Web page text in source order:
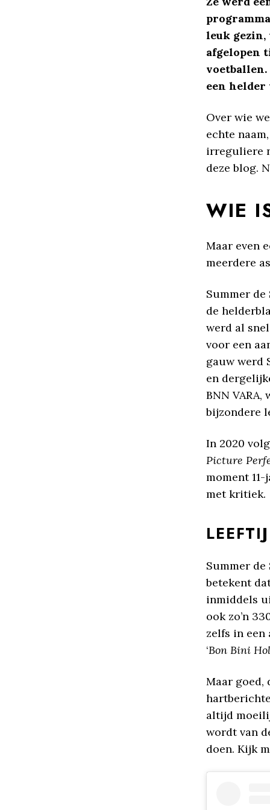
leuk gezin,
afgelopen
een
Over wie
echte
irreguliere
deze blog.
WIE
Maar even
meerdere
Summer
de
werd al
voor een
gauw werd
en
BNN
bijzondere
In 2020
Picture
moment
met kritiek.
Summer
betekent
inmiddels
ook zo’n
zelfs in een
‘Bon Bini
Maar goed,
altijd
wordt van
doen. Kijk